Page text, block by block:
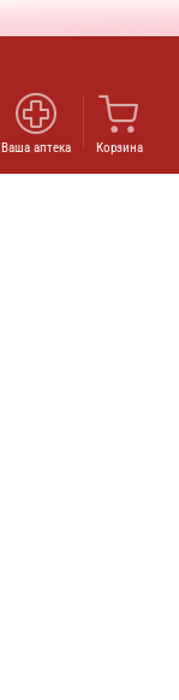
Ваша аптека Корзина